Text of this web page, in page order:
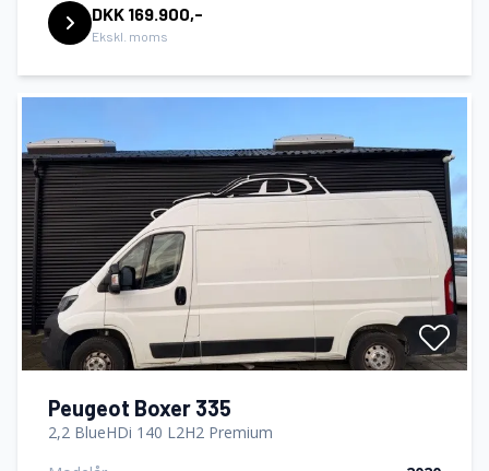
DKK 169.900,-
Ekskl. moms
Peugeot Boxer 335
2,2 BlueHDi 140 L2H2 Premium